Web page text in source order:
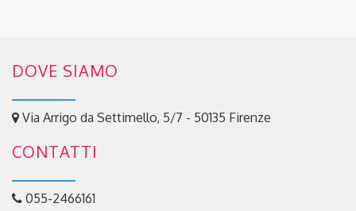
DOVE SIAMO
Via Arrigo da Settimello, 5/7 - 50135 Firenze
CONTATTI
055-2466161